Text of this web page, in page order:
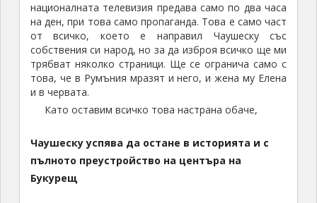
националната телевизия предава само по два часа
на ден, при това само пропаганда. Това е само част
от всичко, което е направил Чаушеску със
собствения си народ, но за да изброя всичко ще ми
трябват няколко страници. Ще се огранича само с
това, че в Румъния мразят и него, и жена му Елена
и в червата.
Като оставим всичко това настрана обаче,
Чаушеску успява да остане в историята и с
пълното преустройство на центъра на
Букурещ